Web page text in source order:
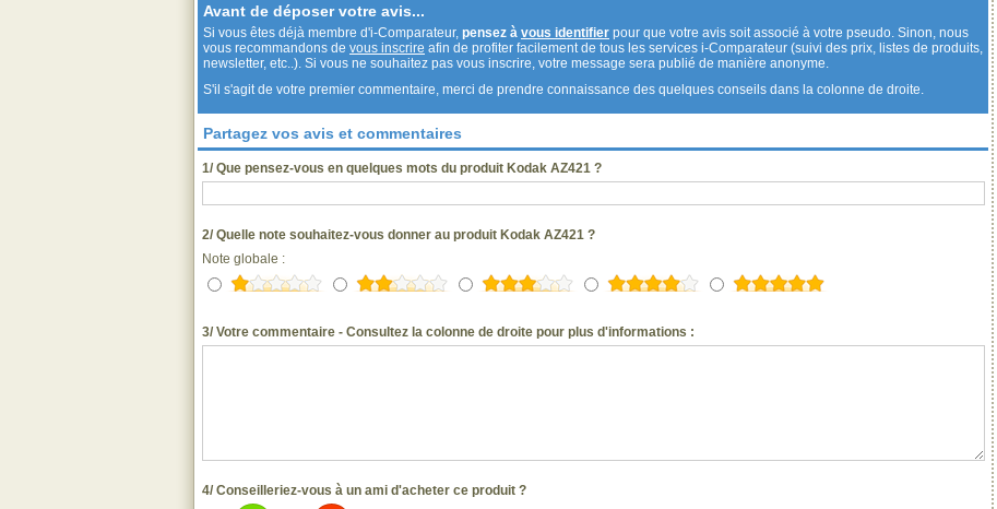
Avant de déposer votre avis...
Si vous êtes déjà membre d'i-Comparateur, pensez à vous identifier pour que votre avis soit associé à votre pseudo. Sinon, nous
vous recommandons de vous inscrire afin de profiter facilement de tous les services i-Comparateur (suivi des prix, listes de produits,
newsletter, etc..). Si vous ne souhaitez pas vous inscrire, votre message sera publié de manière anonyme.
S'il s'agit de votre premier commentaire, merci de prendre connaissance des quelques conseils dans la colonne de droite.
Partagez vos avis et commentaires
1/ Que pensez-vous en quelques mots du produit Kodak AZ421 ?
2/ Quelle note souhaitez-vous donner au produit Kodak AZ421 ?
Note globale :
3/ Votre commentaire - Consultez la colonne de droite pour plus d'informations :
4/ Conseilleriez-vous à un ami d'acheter ce produit ?